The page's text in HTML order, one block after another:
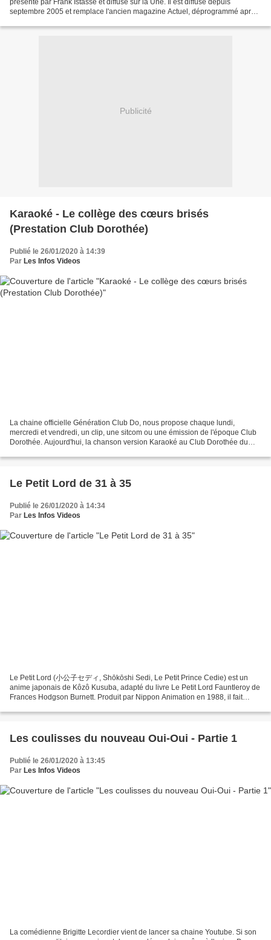
septembre 2005 et remplace l'ancien magazine Actuel, déprogrammé après
Publicité
Karaoké - Le collège des cœurs brisés
(Prestation Club Dorothée)
Publié le 26/01/2020 à 14:39
Par Les Infos Videos
La chaine officielle Génération Club Do, nous propose chaque lundi,
mercredi et vendredi, un clip, une sitcom ou une émission de l'époque Club
Dorothée. Aujourd'hui, la chanson version Karaoké au Club Dorothée du
Le Petit Lord de 31 à 35
Publié le 26/01/2020 à 14:34
Par Les Infos Videos
Le Petit Lord (小公子セディ, Shōkōshi Sedi, Le Petit Prince Cedie) est un
anime japonais de Kôzô Kusuba, adapté du livre Le Petit Lord Fauntleroy de
Frances Hodgson Burnett. Produit par Nippon Animation en 1988, il fait
Les coulisses du nouveau Oui-Oui - Partie 1
Publié le 26/01/2020 à 13:45
Par Les Infos Videos
La comédienne Brigitte Lecordier vient de lancer sa chaine Youtube. Si son